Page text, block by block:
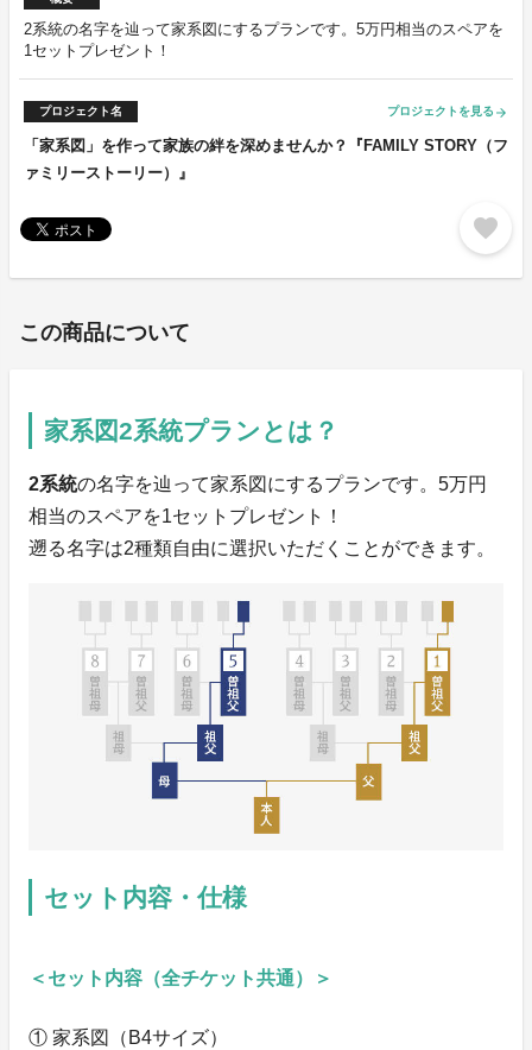
2系統の名字を辿って家系図にするプランです。5万円相当のスペアを
1セットプレゼント！
プロジェクト名 プロジェクトを見る arrow_forward
「家系図」を作って家族の絆を深めませんか？『FAMILY STORY（フ
ァミリーストーリー）』
favorite
この商品について
家系図2系統プランとは？
2系統の名字を辿って家系図にするプランです。5万円
相当のスペアを1セットプレゼント！
遡る名字は2種類自由に選択いただくことができます。
セット内容・仕様
＜セット内容（全チケット共通）＞
① 家系図（B4サイズ）